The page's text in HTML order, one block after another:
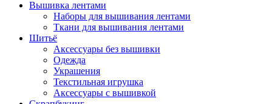
Вышивка лентами
Наборы для вышивания лентами
Ткани для вышивания лентами
Шитьё
Аксессуары без вышивки
Одежда
Украшения
Текстильная игрушка
Аксессуары с вышивкой